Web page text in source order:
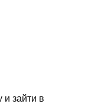
и зайти в